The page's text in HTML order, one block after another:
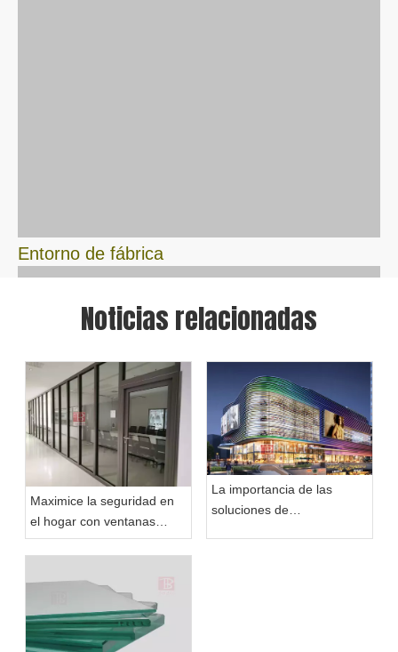
Entorno de fábrica
Noticias relacionadas
Maximice la seguridad en
el hogar con ventanas
resistentes al fuego de 1
sobre ventanas resistentes
residencial
La importancia de las
soluciones de